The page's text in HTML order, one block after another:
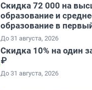
Скидка 72 000 на
образование и
образование в
До 31 августа, 2026
Скидка 10% на один
₽
До 31 августа, 2026